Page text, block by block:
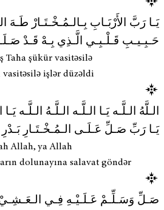
يَـا رَبَّ الأَرْبَـابِ بِـالـمُـخْـتَـارْ طَـهَ
حَـبِـيـبِ قَـلْـبِـي الَّـذِي بِـهْ قَـدْ
Taha şükür vasitəsilə
işlər düzəldi
الـلَّهُ الـلَّـه يَـا الـلَّـه الـلَّـهُ الـلَّـه يَـا
يَـا رَبِّ صَـلِّ عَـلَـى الـمُـخْـتَـارِ بَـدْرِ
Allah, ya Allah
dolunayına salavat göndər
صَـلِّ وَسَـلِّـمْ عَـلَـيْـهِ فِـي الـعَـشِـيْ